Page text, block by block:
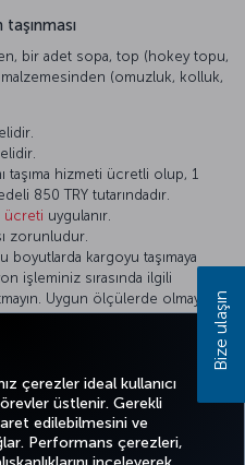
çerezler ideal kullanıcı
üstlenir. Gerekli
edilebilmesini ve
Performans çerezleri,
bir adet sopa, top (hokey topu,
(omuzluk, kolluk,
taşıma hizmeti ücretli olup, 1
850 TRY tutarındadır.
ücreti uygulanır.
zorunludur.
boyutlarda kargoyu taşımaya
işleminiz sırasında ilgili
Uygun ölçülerde olmayan Bize ulaşın